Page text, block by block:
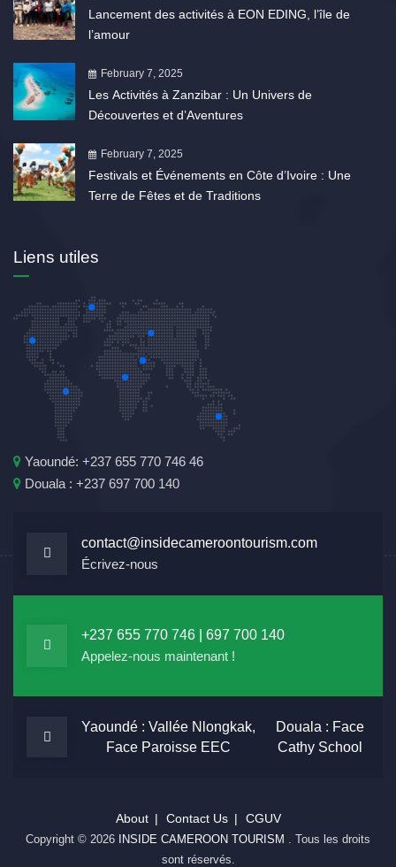
Lancement des activités à EON EDING, l’île de
l’amour
February 7, 2025
Les Activités à Zanzibar : Un Univers de
Découvertes et d’Aventures
February 7, 2025
Festivals et Événements en Côte d’Ivoire : Une
Terre de Fêtes et de Traditions
Liens utiles
Yaoundé: +237 655 770 746 46
Douala : +237 697 700 140
contact@insidecameroontourism.com
Écrivez-nous
+237 655 770 746 | 697 700 140
Appelez-nous maintenant !
Yaoundé : Vallée Nlongkak,
Face Paroisse EEC
Douala : Face
Cathy School
About Contact Us CGUV
Copyright © 2026 INSIDE CAMEROON TOURISM
. Tous les droits
sont réservés.